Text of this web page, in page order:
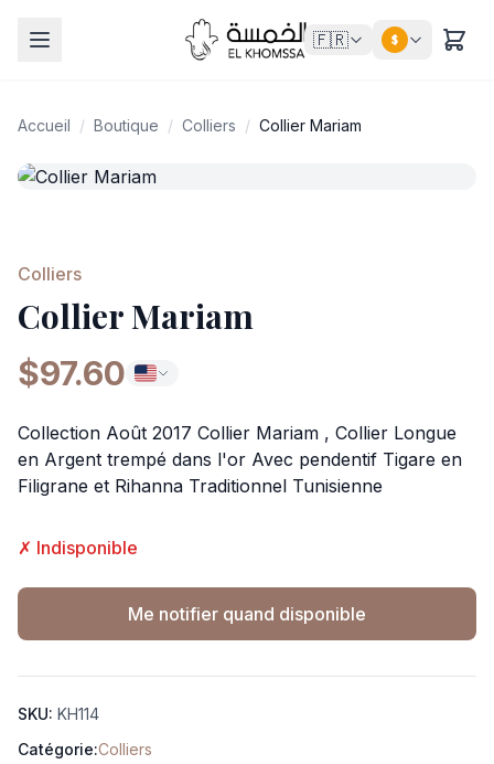
🇫🇷 $
Accueil / Boutique / Colliers / Collier Mariam
Colliers
Collier Mariam
$97.60
Collection Août 2017 Collier Mariam , Collier Longue
en Argent trempé dans l'or Avec pendentif Tigare en
Filigrane et Rihanna Traditionnel Tunisienne
✗ Indisponible
Me notifier quand disponible
SKU: KH114
Catégorie:Colliers